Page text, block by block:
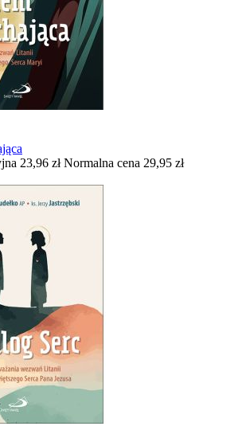
23,96 zł Normalna cena 29,95 zł